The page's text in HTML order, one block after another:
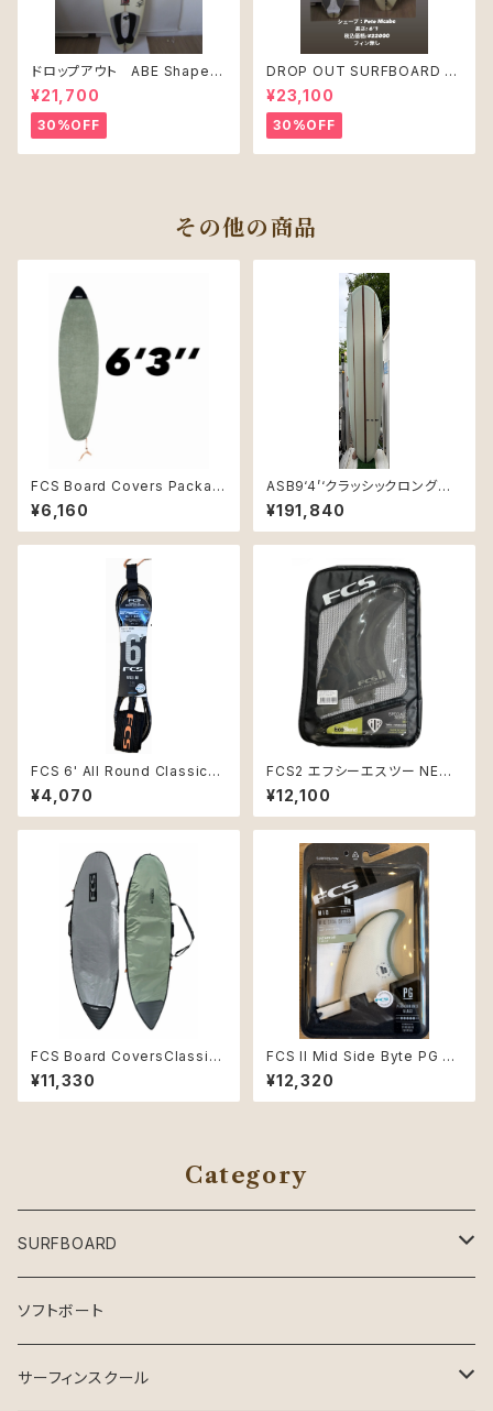
ドロップアウト ABE Shape
PRO JUNIR MODEL モデル
¥21,700
30%OFF
DROP OUT SURFBOARD シ
ェープ：Pete Mcabe USED
¥23,100
30%OFF
その他の商品
FCS Board Covers Packabl
e Stretch Cover 6'3" Short
board Alpine
¥6,160
ASB9‘4’‘クラッシックロングボ
ード
¥191,840
FCS 6' All Round ClassicLe
ash Eclipse/Black
¥4,070
FCS2 エフシーエスツー NEO
GLASS MR TWIN+1 マークリ
チャーズ サーフィン フィン
¥12,100
FCS Board CoversClassic
Cover Shortboard 6'0"Alpi
ne
¥11,330
FCS II Mid Side Byte PG 3.
6" Natural/Alpine Retail fin
s
¥12,320
Category
SURFBOARD
Crystal Dreams SURFBOARD
INSPIRE SURFBOARD
ソフトボート
サーフィンスクール